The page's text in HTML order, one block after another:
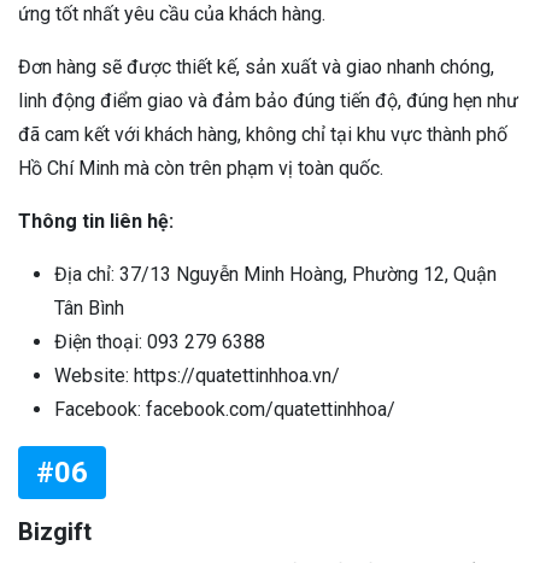
ứng tốt nhất yêu cầu của khách hàng.
Đơn hàng sẽ được thiết kế, sản xuất và giao nhanh chóng,
linh động điểm giao và đảm bảo đúng tiến độ, đúng hẹn như
đã cam kết với khách hàng, không chỉ tại khu vực thành phố
Hồ Chí Minh mà còn trên phạm vị toàn quốc.
Thông tin liên hệ:
Địa chỉ: 37/13 Nguyễn Minh Hoàng, Phường 12, Quận
Tân Bình
Điện thoại: 093 279 6388
Website: https://quatettinhhoa.vn/
Facebook: facebook.com/quatettinhhoa/
#06
Bizgift